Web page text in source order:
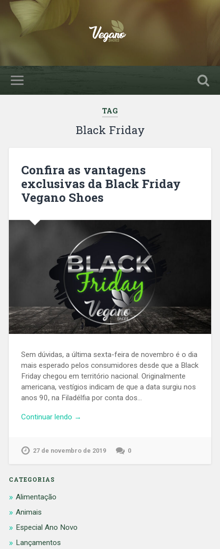
TAG
Black Friday
Confira as vantagens
exclusivas da Black Friday
Vegano Shoes
Sem dúvidas, a última sexta-feira de novembro é o dia
mais esperado pelos consumidores desde que a Black
Friday chegou em território nacional. Originalmente
americana, vestígios indicam de que a data surgiu nos
anos 90, na Filadélfia por conta dos…
Continuar lendo →
27 de novembro de 2019 0
CATEGORIAS
Alimentação
Animais
Especial Ano Novo
Lançamentos